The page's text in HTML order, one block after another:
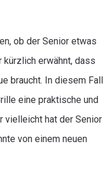
ob der Senior etwas
erwähnt, dass
braucht. In diesem Fall
eine praktische und
vielleicht hat der Senior
von einem neuen